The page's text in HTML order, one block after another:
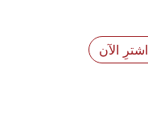
اشترِ الآن